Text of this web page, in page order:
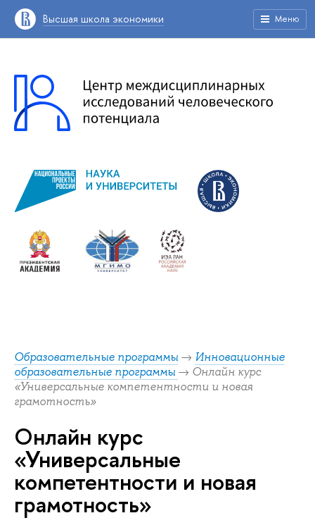
Высшая школа экономики Меню
Образовательные программы → Инновационные
образовательные программы → Онлайн курс
«Универсальные компетентности и новая
грамотность»
Онлайн курс
«Универсальные
компетентности и новая
грамотность»